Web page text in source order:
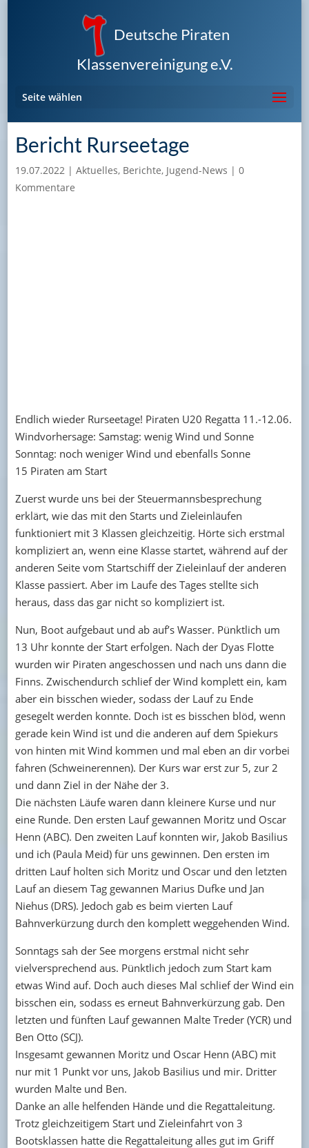
Deutsche Piraten
Klassenvereinigung e.V.
Seite wählen
Bericht Rurseetage
19.07.2022| Aktuelles, Berichte, Jugend-News | 0
Kommentare
Endlich wieder Rurseetage! Piraten U20 Regatta 11.-12.06.
Windvorhersage: Samstag: wenig Wind und Sonne
Sonntag: noch weniger Wind und ebenfalls Sonne
15 Piraten am Start
Zuerst wurde uns bei der Steuermannsbesprechung
erklärt, wie das mit den Starts und Zieleinläufen
funktioniert mit 3 Klassen gleichzeitig. Hörte sich erstmal
kompliziert an, wenn eine Klasse startet, während auf der
anderen Seite vom Startschiff der Zieleinlauf der anderen
Klasse passiert. Aber im Laufe des Tages stellte sich
heraus, dass das gar nicht so kompliziert ist.
Nun, Boot aufgebaut und ab auf’s Wasser. Pünktlich um
13 Uhr konnte der Start erfolgen. Nach der Dyas Flotte
wurden wir Piraten angeschossen und nach uns dann die
Finns. Zwischendurch schlief der Wind komplett ein, kam
aber ein bisschen wieder, sodass der Lauf zu Ende
gesegelt werden konnte. Doch ist es bisschen blöd, wenn
gerade kein Wind ist und die anderen auf dem Spiekurs
von hinten mit Wind kommen und mal eben an dir vorbei
fahren (Schweinerennen). Der Kurs war erst zur 5, zur 2
und dann Ziel in der Nähe der 3.
Die nächsten Läufe waren dann kleinere Kurse und nur
eine Runde. Den ersten Lauf gewannen Moritz und Oscar
Henn (ABC). Den zweiten Lauf konnten wir, Jakob Basilius
und ich (Paula Meid) für uns gewinnen. Den ersten im
dritten Lauf holten sich Moritz und Oscar und den letzten
Lauf an diesem Tag gewannen Marius Dufke und Jan
Niehus (DRS). Jedoch gab es beim vierten Lauf
Bahnverkürzung durch den komplett weggehenden Wind.
Sonntags sah der See morgens erstmal nicht sehr
vielversprechend aus. Pünktlich jedoch zum Start kam
etwas Wind auf. Doch auch dieses Mal schlief der Wind ein
bisschen ein, sodass es erneut Bahnverkürzung gab. Den
letzten und fünften Lauf gewannen Malte Treder (YCR) und
Ben Otto (SCJ).
Insgesamt gewannen Moritz und Oscar Henn (ABC) mit
nur mit 1 Punkt vor uns, Jakob Basilius und mir. Dritter
wurden Malte und Ben.
Danke an alle helfenden Hände und die Regattaleitung.
Trotz gleichzeitigem Start und Zieleinfahrt von 3
Bootsklassen hatte die Regattaleitung alles gut im Griff